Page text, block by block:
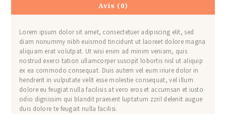
Avis (0)
Lorem ipsum dolor sit amet, consectetuer adipiscing elit, sed
diam nonummy nibh euismod tincidunt ut laoreet dolore magna
aliquam erat volutpat. Ut wisi enim ad minim veniam, quis
nostrud exerci tation ullamcorper suscipit lobortis nisl ut aliquip
ex ea commodo consequat. Duis autem vel eum iriure dolor in
hendrerit in vulputate velit esse molestie consequat, vel illum
dolore eu feugiat nulla facilisis at vero eros et accumsan et iusto
odio dignissim qui blandit praesent luptatum zzril delenit augue
duis dolore te feugait nulla facilisi.